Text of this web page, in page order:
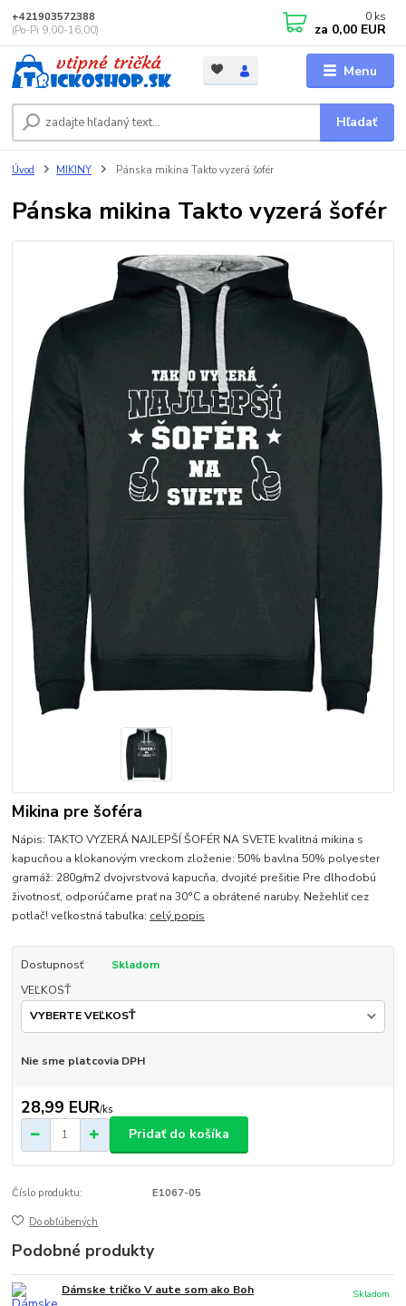
Menu
Hľadať
+421903572388
(Po-Pi 9,00-16,00)
0 ks
za 0,00 EUR
Úvod MIKINY Pánska mikina Takto vyzerá šofér
Pánska mikina Takto vyzerá šofér
Mikina pre šoféra
Nápis: TAKTO VYZERÁ NAJLEPŠÍ ŠOFÉR NA SVETE kvalitná mikina s
kapucňou a klokanovým vreckom zloženie: 50% bavlna 50% polyester
gramáž: 280g/m2 dvojvrstvová kapucňa, dvojité prešitie Pre dlhodobú
životnosť, odporúčame prať na 30°C a obrátené naruby. Nežehliť cez
potlač! veľkostná tabuľka: celý popis
Dostupnosť
Skladom
VEĽKOSŤ
Nie sme platcovia DPH
28,99 EUR/ks
Pridať do košíka
Číslo produktu: E1067-05
Do obľúbených
Podobné produkty
Dámske tričko V aute som ako Boh
Skladom